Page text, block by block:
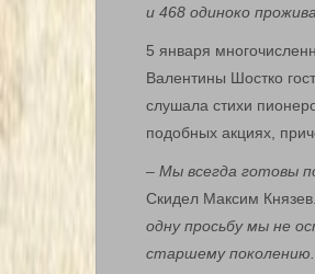
и 468 одиноко
5 января
Валентины Шостко
слушала стихи
подобных акциях,
– Мы всегда готовы
Скидел Максим Князев.
одну просьбу мы не
старшему поколению.